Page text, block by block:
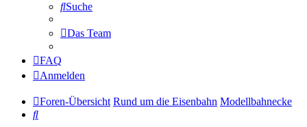
Suche
Das Team
FAQ
Anmelden
Foren-Übersicht Rund um die Eisenbahn Modellbahnecke
Suche